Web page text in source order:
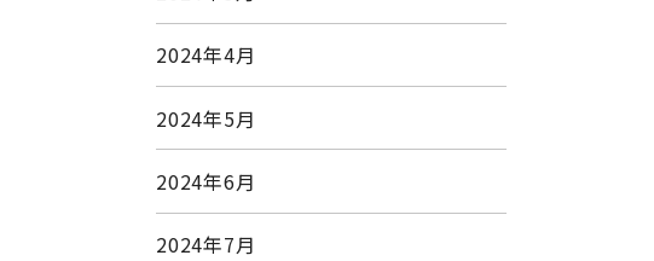
2024年4月
2024年5月
2024年6月
2024年7月